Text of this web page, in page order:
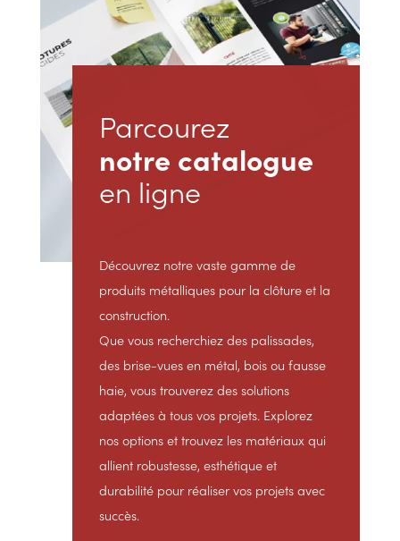
Parcourez
notre catalogue
en ligne
Découvrez notre vaste gamme de
produits métalliques pour la clôture et la
construction.
Que vous recherchiez des palissades,
des brise-vues en métal, bois ou fausse
haie, vous trouverez des solutions
adaptées à tous vos projets. Explorez
nos options et trouvez les matériaux qui
allient robustesse, esthétique et
durabilité pour réaliser vos projets avec
succès.